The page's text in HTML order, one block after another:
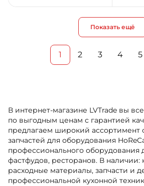
Показать ещё
1 2 3 4 5
В интернет-магазине LVTrade вы
по выгодным ценам с гарантией
предлагаем широкий ассортимент
запчастей для оборудования
профессионального оборудования
фастфудов, ресторанов. В
расходные материалы, запчасти и
профессиональной кухонной